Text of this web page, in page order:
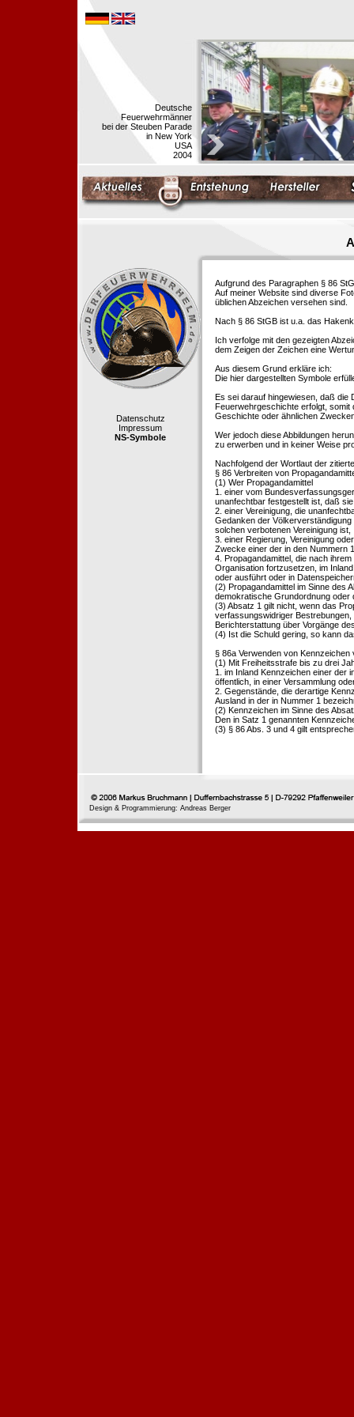
Deutsche
Feuerwehrmänner
bei der Steuben Parade
in New York
USA
2004
Datenschutz
Impressum
NS-Symbole
Aufgrund des Paragraphen § 86
Auf meiner Website sind diverse
üblichen Abzeichen versehen sind.
Nach § 86 StGB ist u.a. das
Ich verfolge mit den gezeigten
dem Zeigen der Zeichen eine
Aus diesem Grund erkläre ich:
Die hier dargestellten Symbole
Es sei darauf hingewiesen, daß die
Feuerwehrgeschichte erfolgt,
Geschichte oder ähnlichen
Wer jedoch diese Abbildungen
zu erwerben und in keiner Weise
Nachfolgend der Wortlaut der
§ 86 Verbreiten von
(1) Wer Propagandamittel
1. einer vom
unanfechtbar festgestellt ist, daß
2. einer Vereinigung, die
Gedanken der
solchen verbotenen Vereinigung ist,
3. einer Regierung, Vereinigung
Zwecke einer der in den Nummern
4. Propagandamittel, die nach
Organisation fortzusetzen, im
oder ausführt oder in
(2) Propagandamittel im Sinne des
demokratische Grundordnung oder
(3) Absatz 1 gilt nicht, wenn das
verfassungswidriger
Berichterstattung über Vorgänge
(4) Ist die Schuld gering, so kann
§ 86a Verwenden von
(1) Mit Freiheitsstrafe bis zu drei
1. im Inland Kennzeichen einer der
öffentlich, in einer Versammlung
2. Gegenstände, die derartige
Ausland in der in Nummer 1
(2) Kennzeichen im Sinne des
Den in Satz 1 genannten
(3) § 86 Abs. 3 und 4 gilt
Design & Programmierung: Andreas Berger